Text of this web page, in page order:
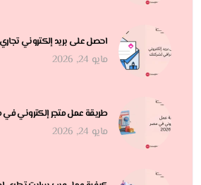
احصل على بريد إلكتروني
مايو 24, 2026
طريقة عمل متجر إلكتروني في
مايو 24, 2026